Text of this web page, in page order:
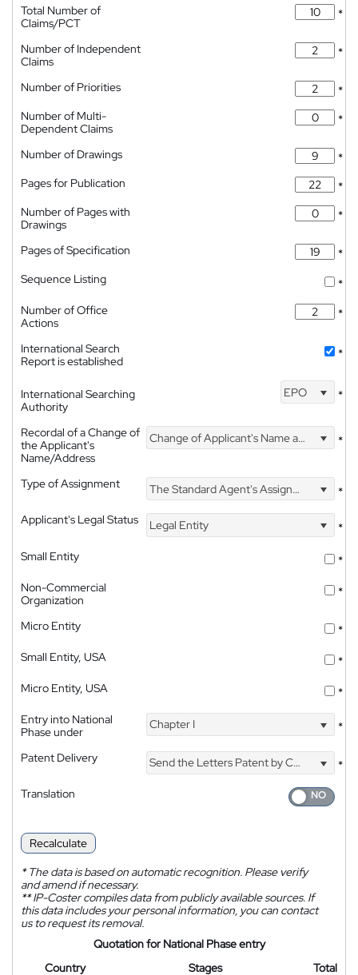
Total Number of
Claims/PCT
*
Number of Independent
Claims
*
Number of Priorities
*
Number of Multi-
Dependent Claims
*
Number of Drawings
*
Pages for Publication
*
Number of Pages with
Drawings
*
Pages of Specification
*
Sequence Listing
*
Number of Office
Actions
*
International Search
Report is established
*
International Searching
Authority
EPO *
Recordal of a Change of
the Applicant's
Name/Address
Change of Applicant's Name and Address *
Type of Assignment The Standard Agent's Assignment
*
Applicant's Legal Status
Legal Entity
*
Small Entity
*
Non-Commercial
Organization
*
Micro Entity
*
Small Entity, USA
*
Micro Entity, USA
*
Entry into National
Phase under
Chapter I *
Patent Delivery Send the Letters Patent by Courier
*
Translation
Recalculate
*The data is based on automatic recognition. Please verify
and amend if necessary.
**IP-Coster compiles data from publicly available sources. If
this data includes your personal information, you can contact
us to request its removal.
Quotation for National Phase entry
Country
Stages Total